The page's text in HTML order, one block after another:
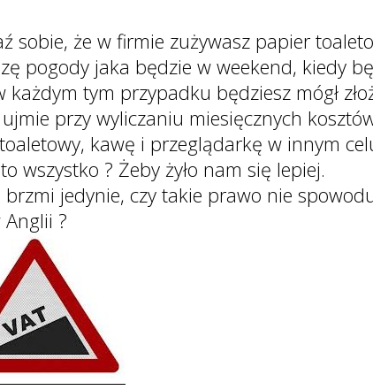
sobie, że w firmie zużywasz papier
pogody jaka będzie w weekend, kiedy
każdym tym przypadku będziesz mógł
przy wyliczaniu miesięcznych
kawę i przeglądarkę w innym
wszystko ? Żeby żyło nam się lepiej.
brzmi jedynie, czy takie prawo nie
?